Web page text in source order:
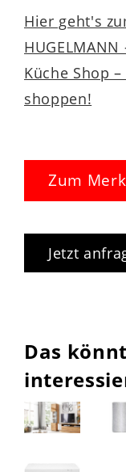
Hier geht's
Küche Shop
shoppen!
Zum
Jetzt
Das